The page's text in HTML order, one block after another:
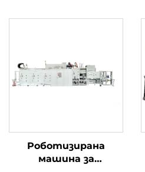
Роботизирана
машина за